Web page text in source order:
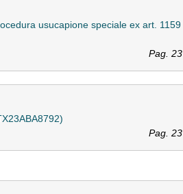
usucapione speciale ex art. 1159
Pag. 23
Pag. 23